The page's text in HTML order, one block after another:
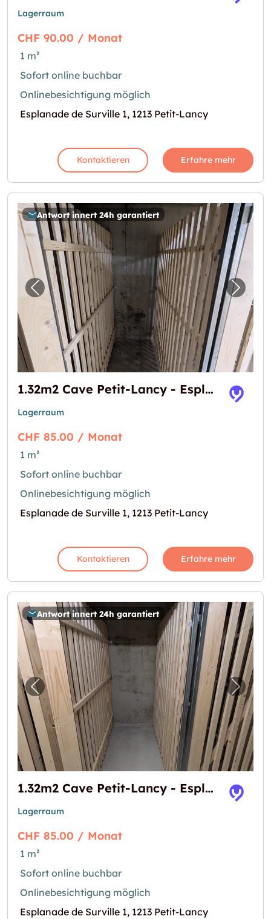
Lagerraum
CHF 90.00 / Monat
1 m²
Sofort online buchbar
Onlinebesichtigung möglich
Esplanade de Surville 1, 1213 Petit-Lancy
Kontaktieren Erfahre mehr
Antwort innert 24h garantiert
Vorheriges Bild für "1.32m2 Cave Petit-
1.32m2 Cave Petit-Lancy - Esplanade de Surville 1
Lagerraum
CHF 85.00 / Monat
1 m²
Sofort online buchbar
Onlinebesichtigung möglich
Esplanade de Surville 1, 1213 Petit-Lancy
Kontaktieren Erfahre mehr
Antwort innert 24h garantiert
Vorheriges Bild für "1.32m2 Cave Petit-
1.32m2 Cave Petit-Lancy - Esplanade de Surville 1
Lagerraum
CHF 85.00 / Monat
1 m²
Sofort online buchbar
Onlinebesichtigung möglich
Esplanade de Surville 1, 1213 Petit-Lancy